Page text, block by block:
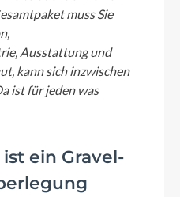
muss Sie
Ausstattung und
kann sich inzwischen
ist für jeden was
ein Gravel-